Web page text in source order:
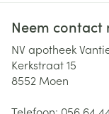
Neem contact
NV apotheek
Kerkstraat 15
8552 Moen